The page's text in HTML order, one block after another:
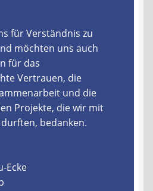
Verordnung
Verordnung
für Verständnis zu
möchten uns auch
für das
Vertrauen, die
und die
Projekte, die wir mit
bedanken.
Ecke